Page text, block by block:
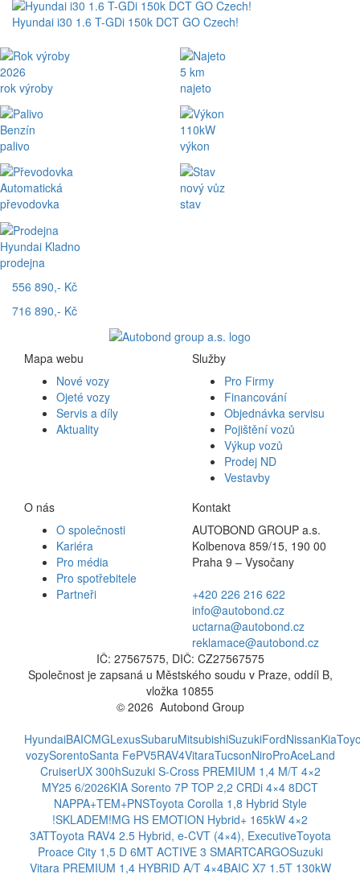
Hyundai i30 1.6 T-GDi 150k DCT GO Czech!
2026
rok výroby
Benzín
palivo
Automatická
převodovka
Hyundai Kladno
prodejna
5 km
najeto
110kW
výkon
nový vůz
stav
556 890,- Kč
716 890,- Kč
Mapa webu
Nové vozy
Ojeté vozy
Servis a díly
Aktuality
Služby
Pro Firmy
Financování
Objednávka servisu
Pojištění vozů
Výkup vozů
Prodej ND
Vestavby
O nás
O společnosti
Kariéra
Pro média
Pro spotřebitele
Partneři
Kontakt
AUTOBOND GROUP a.s.
Kolbenova 859/15, 190 00
Praha 9 – Vysočany
+420 226 216 622
info@autobond.cz
uctarna@autobond.cz
reklamace@autobond.cz
IČ: 27567575, DIČ: CZ27567575
Společnost je zapsaná u Městského soudu v Praze, oddíl B,
vložka 10855
© 2026 Autobond Group
HyundaiBAICMGLexusSubaruMitsubishiSuzukiFordNissanKia
vozySorentoSanta FePV5RAV4VitaraTucsonNiroProAceLand
CruiserUX 300hSuzuki S-Cross PREMIUM 1,4 M/T 4×2
MY25 6/2026KIA Sorento 7P TOP 2,2 CRDi 4×4 8DCT
NAPPA+TEM+PNSToyota Corolla 1,8 Hybrid Style
!SKLADEM!MG HS EMOTION Hybrid+ 165kW 4×2
3ATToyota RAV4 2.5 Hybrid, e-CVT (4×4), ExecutiveToyota
Proace City 1,5 D 6MT ACTIVE 3 SMARTCARGOSuzuki
Vitara PREMIUM 1,4 HYBRID A/T 4×4BAIC X7 1.5T 130kW